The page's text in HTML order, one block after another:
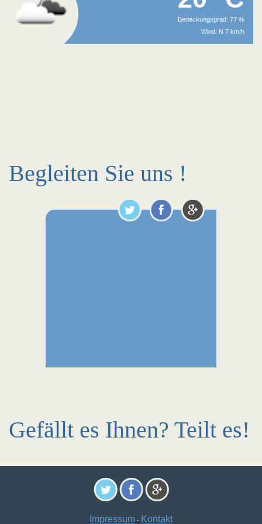
Bedeckungsgrad: 77 %
Wind: N 7 km/h
Begleiten Sie uns !
Gefällt es Ihnen? Teilt es!
Impressum - Kontakt